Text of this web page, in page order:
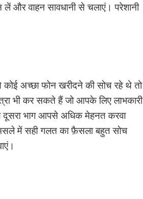
लें और वाहन सावधानी से चलाएं। परेशानी
अच्छा फोन खरीदने की सोच रहे थे तो
भी कर सकते हैं जो आपके लिए लाभकारी
दूसरा भाग आपसे अधिक मेहनत करवा
में सही गलत का फ़ैसला बहुत सोच